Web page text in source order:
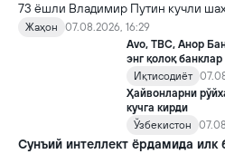
73 ёшли Владимир Путин кучли
яратди, аммо ундан кейин ким
топшириш механизми ҳали
Кремлда ворислик жангига олиб
Жаҳон
07.08.2026, 16:29
Avo, TBC, Анор
энг қолоқ
Иқтисодиёт
Ҳайвонларни
кучга кирди
Ўзбекистон
Сунъий интеллект ёрдамида илк